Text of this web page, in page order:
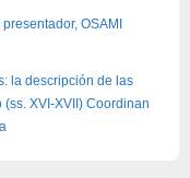
OSAMI
la descripción de las
XVI-XVII) Coordinan